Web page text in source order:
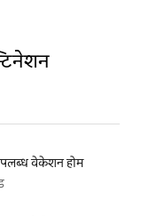
वेकेशन होम